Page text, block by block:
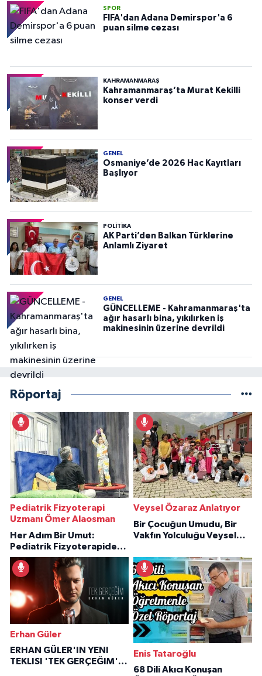
SPOR
FIFA'dan Adana Demirspor'a 6
puan silme cezası
KAHRAMANMARAŞ
Kahramanmaraş’ta Murat Kekilli
konser verdi
GENEL
Osmaniye’de 2026 Hac Kayıtları
Başlıyor
POLITIKA
AK Parti’den Balkan Türklerine
Anlamlı Ziyaret
GENEL
GÜNCELLEME - Kahramanmaraş'ta
ağır hasarlı bina, yıkılırken iş
makinesinin üzerine devrildi
Röportaj
Pediatrik Fizyoterapi
Uzmanı Ömer Alaosman
Her Adım Bir Umut:
Pediatrik Fizyoterapiden
İlham Veren Hikâyeler
Veysel Özaraz Anlatıyor
Bir Çocuğun Umudu, Bir
Vakfın Yolculuğu Veysel
Erhan Güler
ERHAN GÜLER'IN YENI
TEKLISI 'TEK GERÇEĞIM'LE
Enis Tataroğlu
68 Dili Akıcı Konuşan